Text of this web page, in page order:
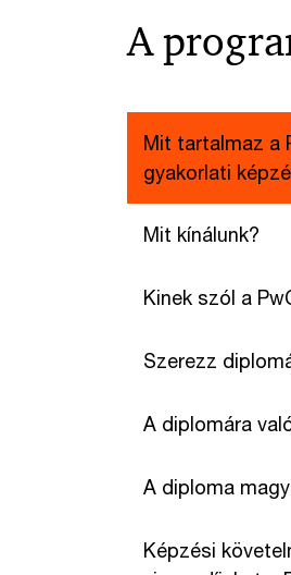
A
Mit tartalmaz a
gyakorlati
Mit kínálunk?
Kinek szól a
Szerezz
A diplomára
A diploma
Képzési